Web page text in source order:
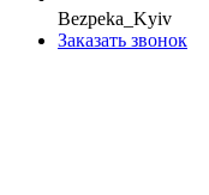
Bezpeka_Kyiv
Заказать звонок